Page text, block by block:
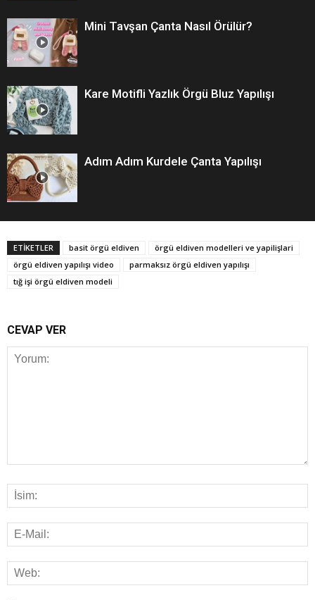
Mini Tavşan Çanta Nasıl Örülür?
Kare Motifli Yazlık Örgü Bluz Yapılışı
Adım Adım Kurdele Çanta Yapılışı
ETİKETLER basit örgü eldiven
örgü eldiven modelleri ve yapilişlari
örgü eldiven yapılışı video
parmaksız örgü eldiven yapılışı
tığ işi örgü eldiven modeli
CEVAP VER